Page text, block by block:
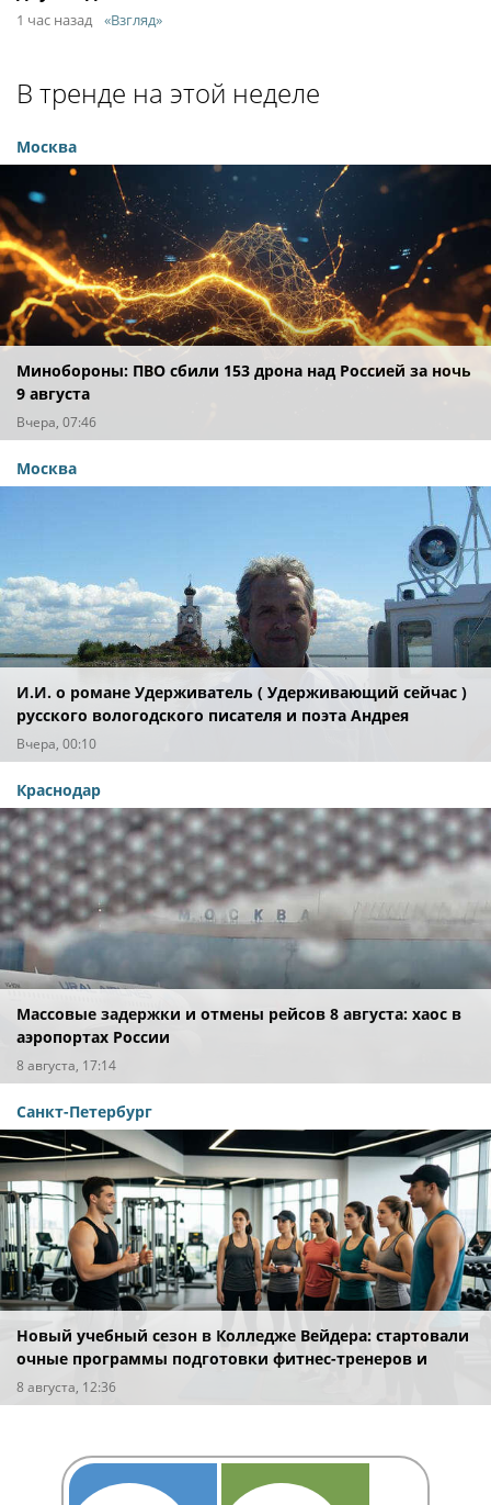
1 час назад «Взгляд»
В тренде на этой неделе
Москва
Минобороны: ПВО сбили 153 дрона над Россией за ночь
9 августа
Вчера, 07:46
Москва
И.И. о романе Удерживатель ( Удерживающий сейчас )
русского вологодского писателя и поэта Андрея
Малышева ( роман опубликован в 2016 г. )
Вчера, 00:10
Краснодар
Массовые задержки и отмены рейсов 8 августа: хаос в
аэропортах России
8 августа, 17:14
Санкт-Петербург
Новый учебный сезон в Колледже Вейдера: стартовали
очные программы подготовки фитнес-тренеров и
специалистов индустрии здоровья
8 августа, 12:36